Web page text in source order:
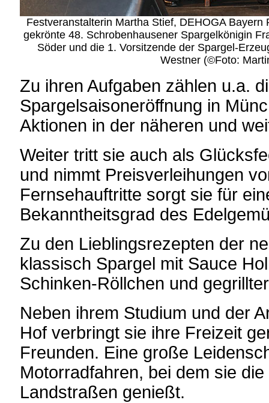
Festveranstalterin Martha Stief, DEHOGA
gekrönte 48. Schrobenhausener Spargelkönigin
Söder und die 1. Vorsitzende der Spargel-
Westner (©Foto:
Zu ihren Aufgaben zählen u.a.
Spargelsaisoneröffnung in
Aktionen in der näheren und
Weiter tritt sie auch als
und nimmt Preisverleihungen
Fernsehauftritte sorgt sie für
Bekanntheitsgrad des
Zu den Lieblingsrezepten der
klassisch Spargel mit Sauce
Schinken-Röllchen und
Neben ihrem Studium und der
Hof verbringt sie ihre Freizeit
Freunden. Eine große
Motorradfahren, bei dem sie
Landstraßen genießt.